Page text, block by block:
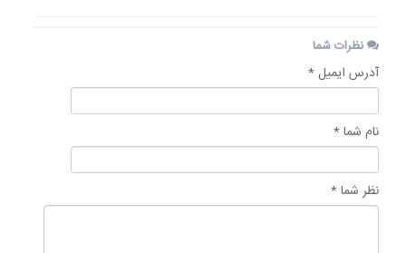
نظرات شما
آدرس ایمیل *
نام شما *
نظر شما *